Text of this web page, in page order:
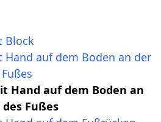
Block
Hand auf dem Boden an der
Hand auf dem Boden an
Fußes